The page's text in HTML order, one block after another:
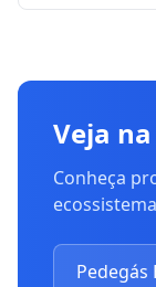
Veja
Conheça